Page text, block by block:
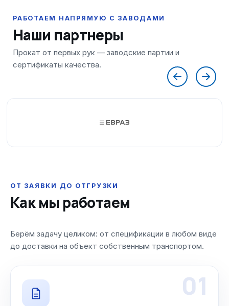
Наши партнеры
ОТ ЗАЯВКИ ДО ОТГРУЗКИ
Как мы работаем
Берём задачу целиком: от спецификации в любом виде
до доставки на объект собственным транспортом.
01